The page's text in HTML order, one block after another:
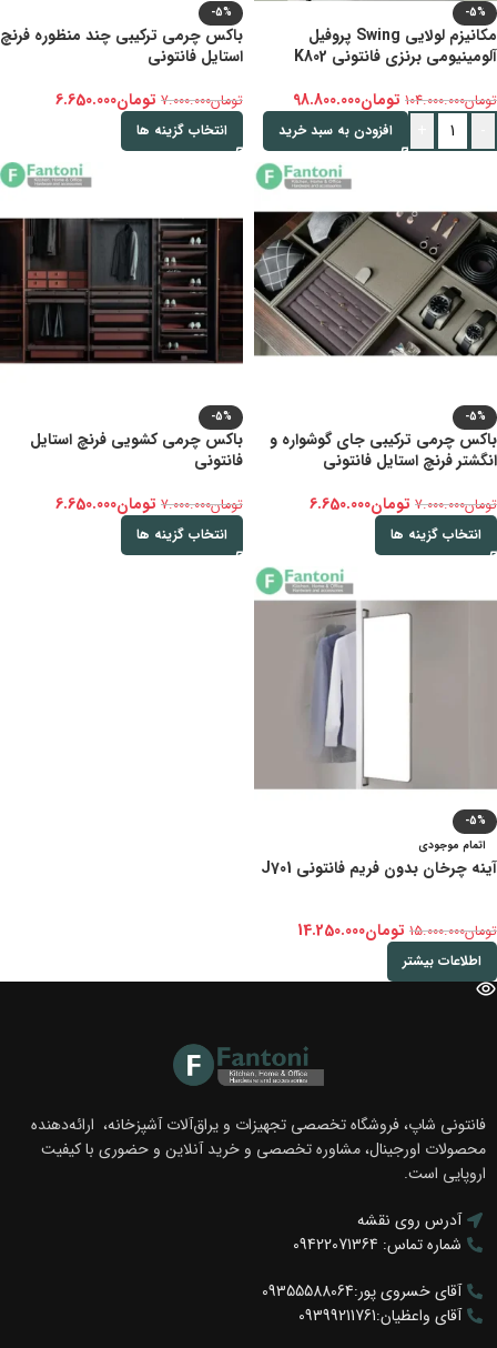
-5%
مکانیزم لولایی Swing پروفیل
آلومینیومی برنزی فانتونی K802
تومان104.000.000 تومان98.800.000
افزودن به سبد خرید
-5%
باکس چرمی ترکیبی چند منظوره فرنچ
استایل فانتونی
تومان7.000.000 تومان6.650.000
انتخاب گزینه ها
-5%
باکس چرمی ترکیبی جای گوشواره و
انگشتر فرنچ استایل فانتونی
تومان7.000.000 تومان6.650.000
انتخاب گزینه ها
-5%
باکس چرمی کشویی فرنچ استایل
فانتونی
تومان7.000.000 تومان6.650.000
انتخاب گزینه ها
-5%
اتمام موجودی
آینه چرخان بدون فریم فانتونی J701
تومان15.000.000 تومان14.250.000
اطلاعات بیشتر
فانتونی شاپ، فروشگاه تخصصی تجهیزات و یراق‌آلات آشپزخانه، ارائه‌دهنده
محصولات اورجینال، مشاوره تخصصی و خرید آنلاین و حضوری با کیفیت
اروپایی است.
آدرس روی نقشه
شماره تماس: 09422071364
آقای خسروی پور:09355588064
آقای واعظیان:09399211761